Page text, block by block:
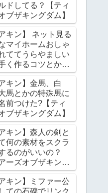
ドしてる？【ティ
ブザキングダム】
キン】 ネット見る
マイホームおしゃ
ててうらやましい
く作るコツとかあ
ィアーズオブザキ
】
キン】金馬、白
馬とかの特殊馬に
前つけた?【ティ
ブザキングダム】
キン】森人の剣と
何の素材をスクラ
るのがいいの？
ーズオブザキング
キン】ミファー公
ての石碑でリンク